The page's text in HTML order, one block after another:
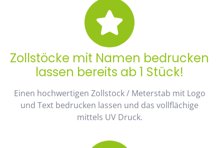
Zollstöcke mit Namen bedrucken
lassen bereits ab 1 Stück!
Einen hochwertigen Zollstock / Meterstab mit Logo
und Text bedrucken lassen und das vollflächige
mittels UV Druck.